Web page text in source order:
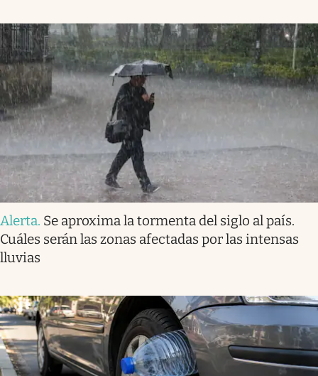
Alerta. Se aproxima la tormenta del siglo al país.
Cuáles serán las zonas afectadas por las intensas
lluvias